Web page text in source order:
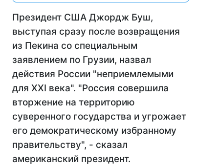
Президент США Джордж Буш,
выступая сразу после возвращения
из Пекина со специальным
заявлением по Грузии, назвал
действия России "неприемлемыми
для XXI века". "Россия совершила
вторжение на территорию
суверенного государства и угрожает
его демократическому избранному
правительству", - сказал
американский президент.